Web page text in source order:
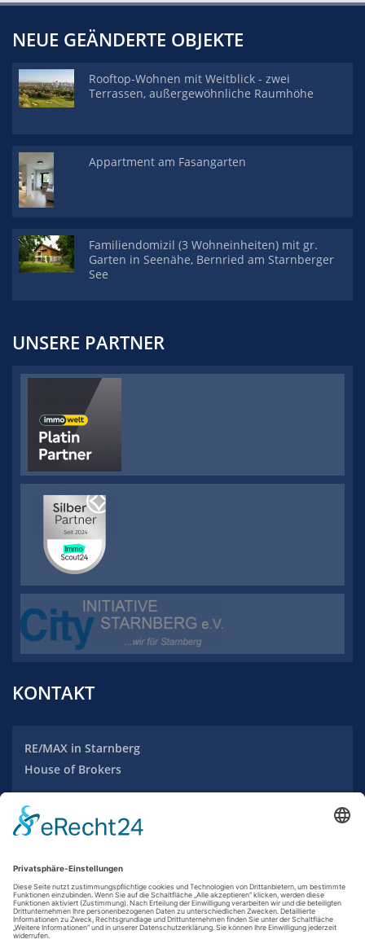
NEUE GEÄNDERTE OBJEKTE
Rooftop-Wohnen mit Weitblick - zwei
Terrassen, außergewöhnliche Raumhöhe
Appartment am Fasangarten
Familiendomizil (3 Wohneinheiten) mit gr.
Garten in Seenähe, Bernried am Starnberger
See
UNSERE PARTNER
KONTAKT
RE/MAX in Starnberg
House of Brokers
Maximilianstraße 20
82319 Starnberg
Tel.: +49 (0) 8151 / 970 2353
info-starnberg@remax.de
www.remax-starnberg.com